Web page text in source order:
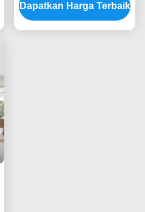
Menghemat Energi DC
Motor Flush Mount 52
Dapatkan Harga Terbaik